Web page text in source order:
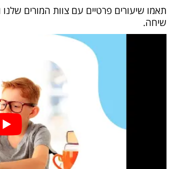
תאמו שיעורים פרטיים עם צוות המורים
שיחה.